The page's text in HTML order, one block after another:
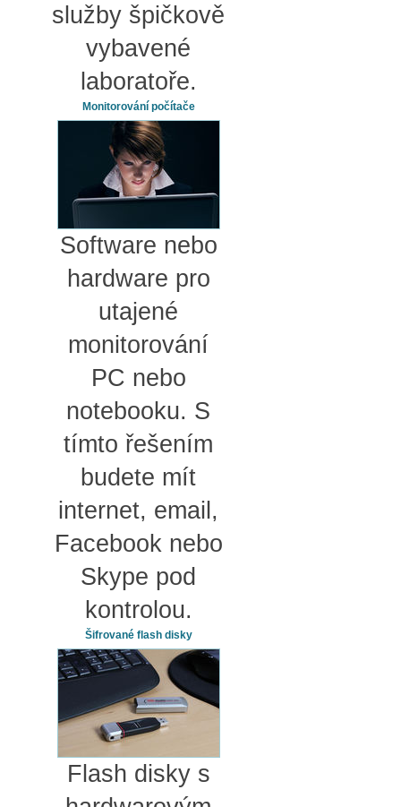
služby špičkově
vybavené
laboratoře.
Monitorování počítače
Software nebo
hardware pro
utajené
monitorování
PC nebo
notebooku. S
tímto řešením
budete mít
internet, email,
Facebook nebo
Skype pod
kontrolou.
Šifrované flash disky
Flash disky s